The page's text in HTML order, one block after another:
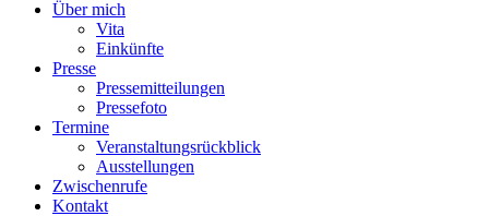
Über mich
Vita
Einkünfte
Presse
Pressemitteilungen
Pressefoto
Termine
Veranstaltungsrückblick
Ausstellungen
Zwischenrufe
Kontakt